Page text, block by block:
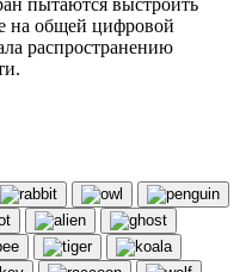
на общей цифровой
распространению